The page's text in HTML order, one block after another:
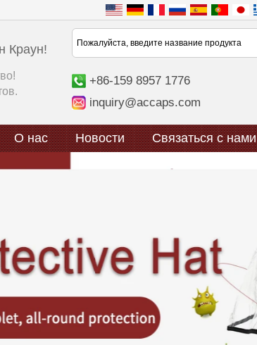
Краун!
+86-159 8957 1776
inquiry@accaps.com
О нас Новости Связаться с нами